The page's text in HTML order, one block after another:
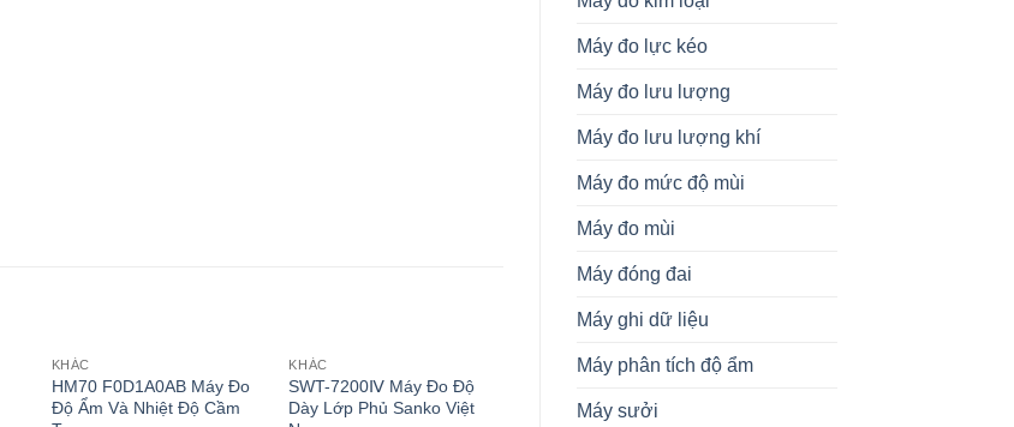
Máy đo lực kéo
Máy đo lưu lượng
Máy đo lưu lượng khí
Máy đo mức độ mùi
Máy đo mùi
Máy đóng đai
Máy ghi dữ liệu
Máy phân tích độ ẩm
Máy sưởi
KHÁC
HM70 F0D1A0AB Máy Đo
Độ Ẩm Và Nhiệt Độ Cầm
KHÁC
SWT-7200Ⅳ Máy Đo Độ
Dày Lớp Phủ Sanko Việt
Auto Vietnam